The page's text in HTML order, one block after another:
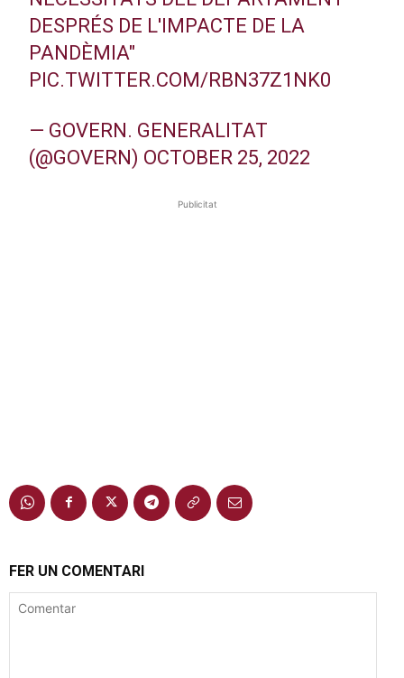
DESPRÉS DE L'IMPACTE DE LA
PANDÈMIA"
PIC.TWITTER.COM/RBN37Z1NK0
— GOVERN. GENERALITAT
(@GOVERN) OCTOBER 25, 2022
Publicitat
FER UN COMENTARI